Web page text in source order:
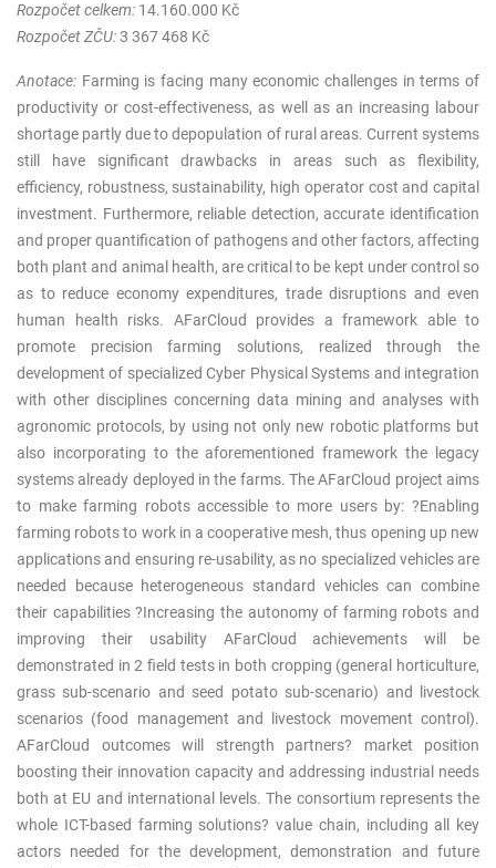
Rozpočet celkem: 14.160.000 Kč
Rozpočet ZČU:3 367 468 Kč
Anotace: Farming is facing many economic challenges in terms of
productivity or cost-effectiveness, as well as an increasing labour
shortage partly due to depopulation of rural areas. Current systems
still have significant drawbacks in areas such as flexibility,
efficiency, robustness, sustainability, high operator cost and capital
investment. Furthermore, reliable detection, accurate identification
and proper quantification of pathogens and other factors, affecting
both plant and animal health, are critical to be kept under control so
as to reduce economy expenditures, trade disruptions and even
human health risks. AFarCloud provides a framework able to
promote precision farming solutions, realized through the
development of specialized Cyber Physical Systems and integration
with other disciplines concerning data mining and analyses with
agronomic protocols, by using not only new robotic platforms but
also incorporating to the aforementioned framework the legacy
systems already deployed in the farms. The AFarCloud project aims
to make farming robots accessible to more users by: ?Enabling
farming robots to work in a cooperative mesh, thus opening up new
applications and ensuring re-usability, as no specialized vehicles are
needed because heterogeneous standard vehicles can combine
their capabilities ?Increasing the autonomy of farming robots and
improving their usability AFarCloud achievements will be
demonstrated in 2 field tests in both cropping (general horticulture,
grass sub-scenario and seed potato sub-scenario) and livestock
scenarios (food management and livestock movement control).
AFarCloud outcomes will strength partners? market position
boosting their innovation capacity and addressing industrial needs
both at EU and international levels. The consortium represents the
whole ICT-based farming solutions? value chain, including all key
actors needed for the development, demonstration and future